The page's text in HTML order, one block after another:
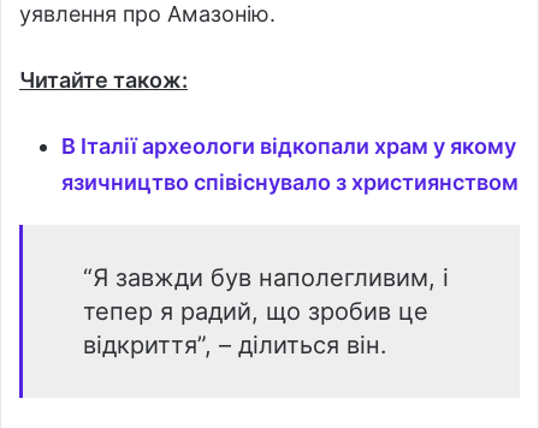
уявлення про Амазонію.
Читайте також:
В Італії археологи відкопали храм у якому
язичництво співіснувало з християнством
“Я завжди був наполегливим, і
тепер я радий, що зробив це
відкриття”, – ділиться він.